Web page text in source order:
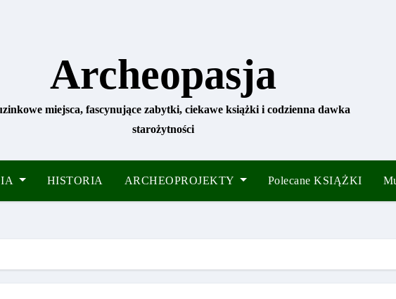
Archeopasja
miejsca, fascynujące zabytki, ciekawe książki i codzienna dawka
starożytności
HISTORIA ARCHEOPROJEKTY Polecane KSIĄŻKI